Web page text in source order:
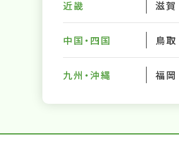
近畿 滋賀
中国・四国 鳥取
九州・沖縄 福岡